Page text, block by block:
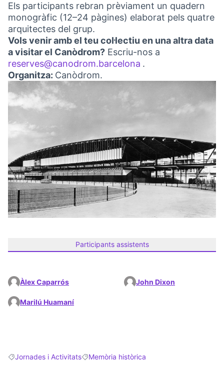
Els participants rebran prèviament un quadern
monogràfic (12–24 pàgines) elaborat pels quatre
arquitectes del grup.
Vols venir amb el teu col·lectiu en una altra data
a visitar el Canòdrom? Escriu-nos a
reserves@canodrom.barcelona .
Organitza: Canòdrom.
Participants assistents
Àlex Caparrós John Dixon
Marilú Huamaní
Resultats en filtrar per: Jornades i Activitats
Jornades i ActivitatsResultats en filtrar per: Memòria històrica
Memòria històrica